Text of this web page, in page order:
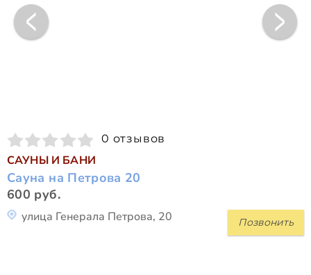
0 отзывов
САУНЫ И БАНИ
Сауна на Петрова 20
600 руб.
Позвонить
улица Генерала Петрова, 20